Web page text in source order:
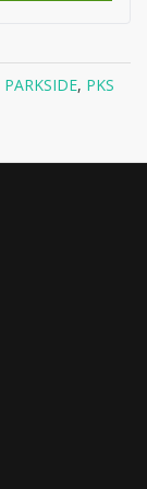
PARKSIDE, PKS